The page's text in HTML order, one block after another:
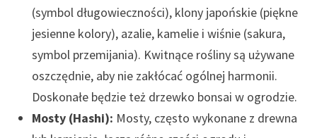
(symbol długowieczności), klony japońskie (piękne
jesienne kolory), azalie, kamelie i wiśnie (sakura,
symbol przemijania). Kwitnące rośliny są używane
oszczędnie, aby nie zakłócać ogólnej harmonii.
Doskonałe będzie też drzewko bonsai w ogrodzie.
Mosty (Hashi): Mosty, często wykonane z drewna